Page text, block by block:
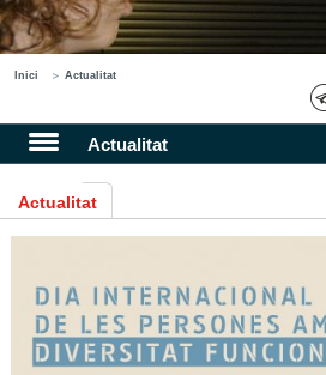
Inici Actualitat
Actualitat
Actualitat